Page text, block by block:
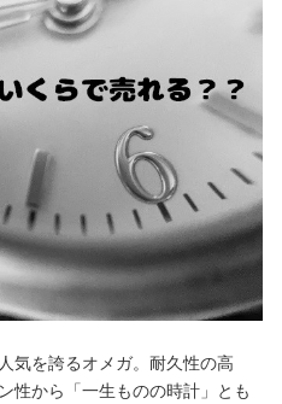
気を誇るオメガ。耐久性の高
性から「一生ものの時計」とも